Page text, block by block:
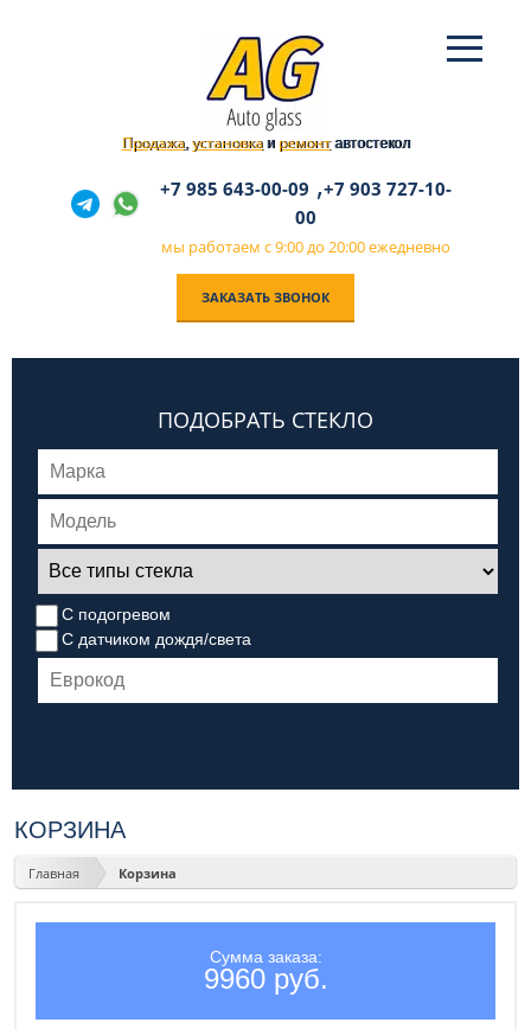
Продажа,установкаи ремонтавтостекол
+7 985 643-00-09 ,+7 903 727-10-
00
мы работаем с 9:00 до 20:00 ежедневно
ЗАКАЗАТЬ ЗВОНОК
ПОДОБРАТЬ СТЕКЛО
С подогревом
С датчиком дождя/света
КОРЗИНА
Главная Корзина
Сумма заказа:
9960 руб.